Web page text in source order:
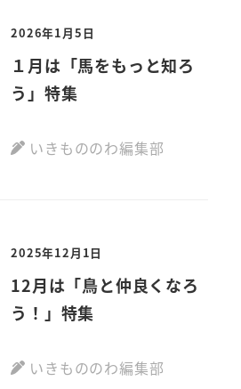
2026年1月5日
１月は「馬をもっと知ろ
う」特集
いきもののわ編集部
2025年12月1日
12月は「鳥と仲良くなろ
う！」特集
いきもののわ編集部